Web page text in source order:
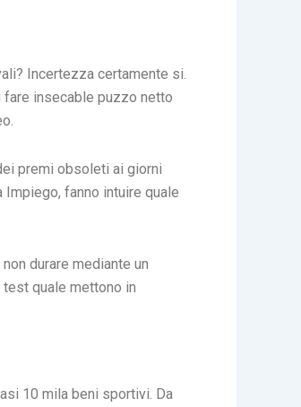
Incertezza certamente si.
insecable puzzo netto
premi obsoleti ai giorni
fanno intuire quale
durare mediante un
quale mettono in
10 mila beni sportivi. Da